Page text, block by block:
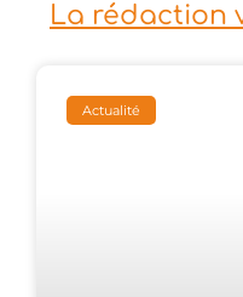
La rédaction
Actualité